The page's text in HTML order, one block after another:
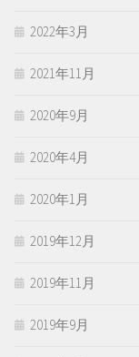
2022年3月
2021年11月
2020年9月
2020年4月
2020年1月
2019年12月
2019年11月
2019年9月